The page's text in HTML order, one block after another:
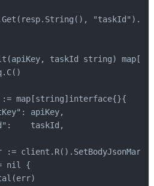
taskId string)
map[string]interface{}{
apiKey,
taskId,
:=
nil {